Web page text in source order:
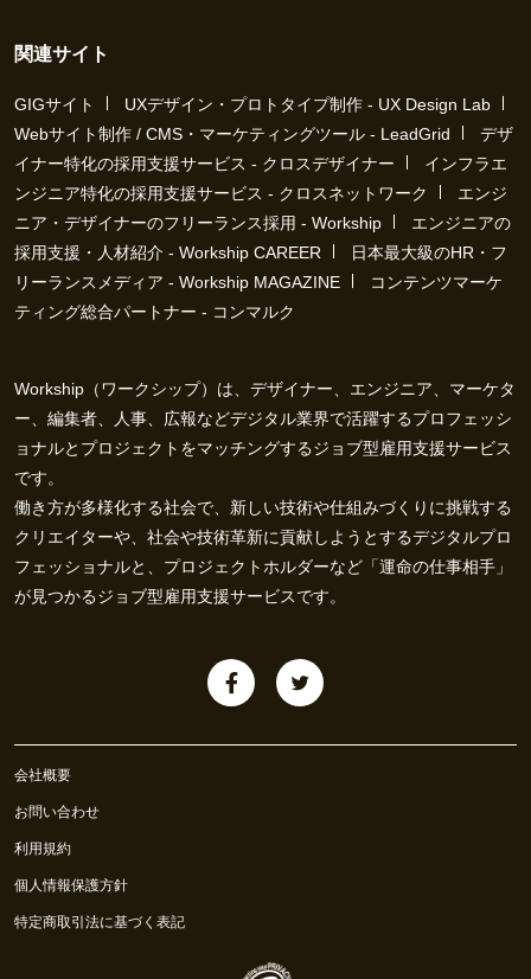
関連サイト
GIGサイト
UXデザイン・プロトタイプ制作 - UX Design Lab
Webサイト制作 / CMS・マーケティングツール - LeadGrid
デザ
イナー特化の採用支援サービス - クロスデザイナー
インフラエ
ンジニア特化の採用支援サービス - クロスネットワーク
エンジ
ニア・デザイナーのフリーランス採用 - Workship
エンジニアの
採用支援・人材紹介 - Workship CAREER
日本最大級のHR・フ
リーランスメディア - Workship MAGAZINE
コンテンツマーケ
ティング総合パートナー - コンマルク
Workship（ワークシップ）は、デザイナー、エンジニア、マーケタ
ー、編集者、人事、広報などデジタル業界で活躍するプロフェッシ
ョナルとプロジェクトをマッチングするジョブ型雇用支援サービス
です。
働き方が多様化する社会で、新しい技術や仕組みづくりに挑戦する
クリエイターや、社会や技術革新に貢献しようとするデジタルプロ
フェッショナルと、プロジェクトホルダーなど「運命の仕事相手」
が見つかるジョブ型雇用支援サービスです。
会社概要
お問い合わせ
利用規約
個人情報保護方針
特定商取引法に基づく表記